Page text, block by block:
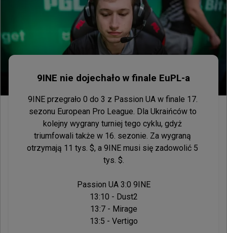
9INE nie dojechało w finale EuPL-a
9INE przegrało 0 do 3 z Passion UA w finale 17.
sezonu European Pro League. Dla Ukraińców to
kolejny wygrany turniej tego cyklu, gdyż
triumfowali także w 16. sezonie. Za wygraną
otrzymają 11 tys. $, a 9INE musi się zadowolić 5
tys. $.
Passion UA 3:0 9INE
13:10 - Dust2
13:7 - Mirage
13:5 - Vertigo